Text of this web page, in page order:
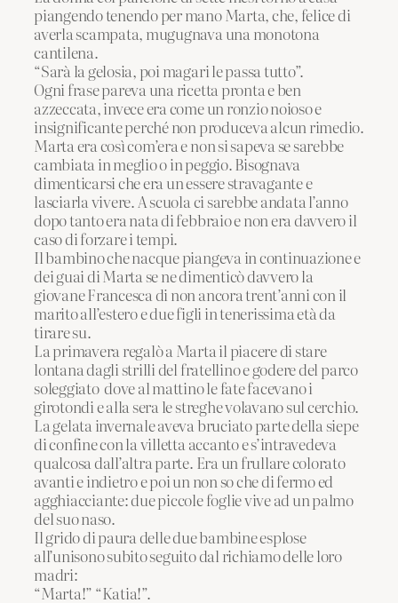
piangendo tenendo per mano Marta, che, felice di
averla scampata, mugugnava una monotona
cantilena.
“Sarà la gelosia, poi magari le passa tutto”.
Ogni frase pareva una ricetta pronta e ben
azzeccata, invece era come un ronzio noioso e
insignificante perché non produceva alcun rimedio.
Marta era così com’era e non si sapeva se sarebbe
cambiata in meglio o in peggio. Bisognava
dimenticarsi che era un essere stravagante e
lasciarla vivere. A scuola ci sarebbe andata l’anno
dopo tanto era nata di febbraio e non era davvero il
caso di forzare i tempi.
Il bambino che nacque piangeva in continuazione e
dei guai di Marta se ne dimenticò davvero la
giovane Francesca di non ancora trent’anni con il
marito all’estero e due figli in tenerissima età da
tirare su.
La primavera regalò a Marta il piacere di stare
lontana dagli strilli del fratellino e godere del parco
soleggiato dove al mattino le fate facevano i
girotondi e alla sera le streghe volavano sul cerchio.
La gelata invernale aveva bruciato parte della siepe
di confine con la villetta accanto e s’intravedeva
qualcosa dall’altra parte. Era un frullare colorato
avanti e indietro e poi un non so che di fermo ed
agghiacciante: due piccole foglie vive ad un palmo
del suo naso.
Il grido di paura delle due bambine esplose
all’unisono subito seguito dal richiamo delle loro
madri:
“Marta!” “Katia!”.